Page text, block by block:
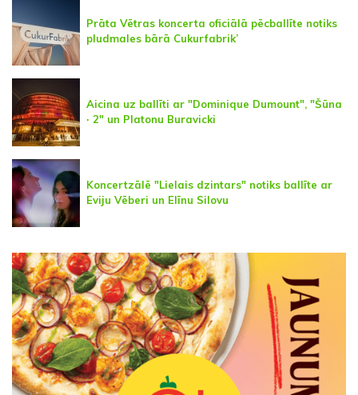
Prāta Vētras koncerta oficiālā pēcballīte notiks
pludmales bārā Cukurfabrik’
Aicina uz ballīti ar "Dominique Dumount", "Šūna
∙ 2" un Platonu Buravicki
Koncertzālē "Lielais dzintars" notiks ballīte ar
Eviju Vēberi un Elīnu Silovu